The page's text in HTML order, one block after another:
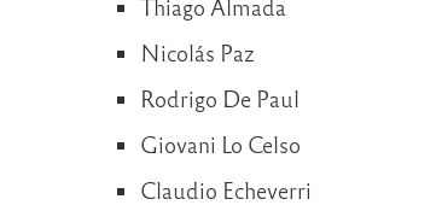
Thiago Almada
Nicolás Paz
Rodrigo De Paul
Giovani Lo Celso
Claudio Echeverri